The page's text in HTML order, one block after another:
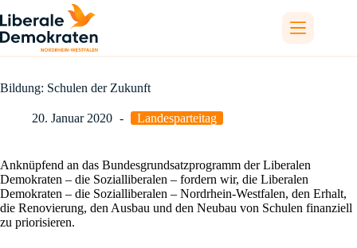
Inhalt
springen
Bildung: Schulen der Zukunft
20. Januar 2020 Landesparteitag
Anknüpfend an das Bundesgrundsatzprogramm der Liberalen
Demokraten – die Sozialliberalen – fordern wir, die Liberalen
Demokraten – die Sozialliberalen – Nordrhein-Westfalen, den Erhalt,
die Renovierung, den Ausbau und den Neubau von Schulen finanziell
zu priorisieren.